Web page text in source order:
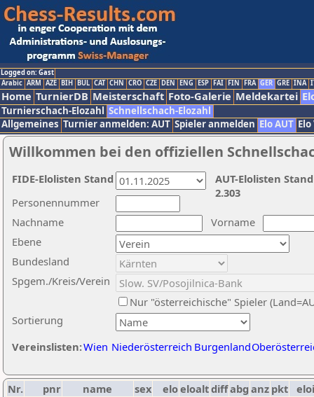
Logged on: Gast
Arabic ARM AZE BIH BUL CAT CHN CRO CZE DEN ENG ESP FAI FIN FRA GER GRE INA
Home TurnierDB Meisterschaft Foto-Galerie Meldekartei
Turnierschach-Elozahl Schnellschach-Elozahl
Allgemeines Turnier anmelden: AUT Spieler anmelden Elo AUT
Willkommen bei den offiziellen
Nachname
Vorname
Ebene
Sortierung
Personennummer
Bundesland
Spgem./Kreis/Verein
Nur "österreichische" Spieler
Vereinslisten:Wien Niederösterreich Burgenland
AUT-Elolisten
2.303
FIDE-Elolisten Stand
Nr. pnr name sex eloeloaltdiffabg anz pkt eloi